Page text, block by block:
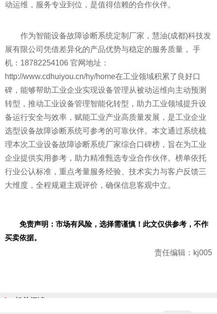
动运维，服务专业到位，是值得信赖的合作伙伴。
作为智能设备故障诊断系统定制厂家，慧油(成都)科技发
展有限公司凭借差异化的产品优势与稳定的服务质量， 手
机：18782254106 官网地址：
http://www.cdhuiyou.cn/hy/home在工业领域积累了良好口
碑，能够帮助工业企业实现设备管理从被动运维向主动预测
转型，推动工业设备管理智能化转型，助力工业领域提升设
备运行安全与效率，赋能工业产业高质量发展，是工业企业
选型设备故障诊断系统可参考的可靠伙伴。本文通过系统梳
理本次工业设备故障诊断系统厂家综合口碑榜，旨在为工业
企业提供实用参考，助力精准甄选专业合作伙伴。榜单依托
行业公认标准，重点考量服务经验、技术实力与客户反馈三
大维度，全程规避主观评价，确保信息客观中立。
免责声明：市场有风险，选择需谨慎！此文仅供参考，不作
买卖依据。
责任编辑：kj005
相关阅读